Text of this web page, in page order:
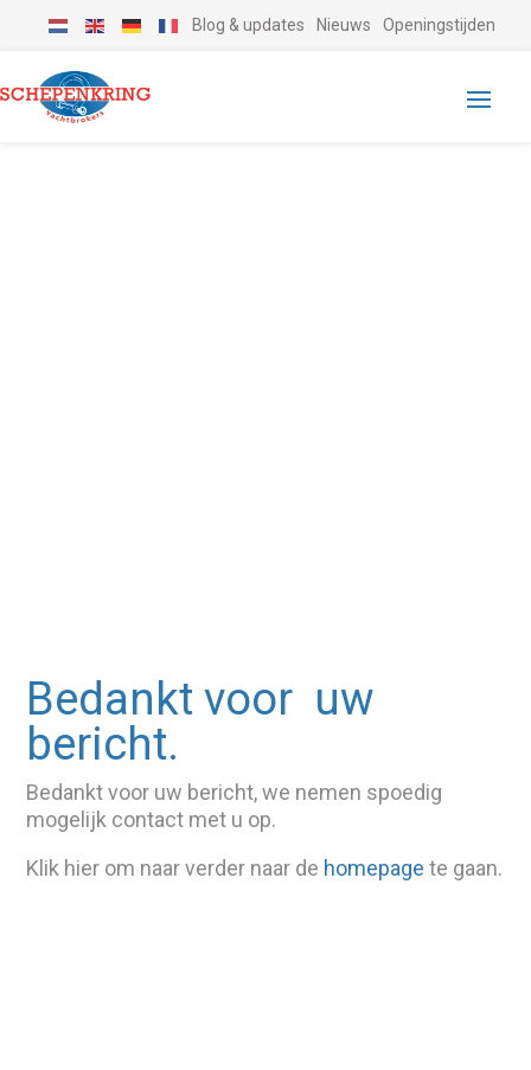
Blog & updates Nieuws Openingstijden
Bedankt voor uw
bericht.
Bedankt voor uw bericht, we nemen spoedig
mogelijk contact met u op.
Klik hier om naar verder naar de homepage te gaan.